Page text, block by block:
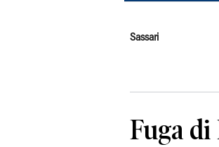
Sassari
Fuga di